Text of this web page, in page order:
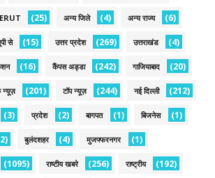
(25) अन्य जिले (4) अन्य राज्य (6)
से (15) उत्तर प्रदेश (269) उत्तराखंड (4)
(16) कैंपस अड्डा (242) गाजियाबाद (20)
न्यूज़ (201) टॉप न्यूज़ (244) नई द‍िल्ली (212)
(3) प्रदेश (2) बागपत (1) बिजनेस (1)
बुलंदशहर (4) मुजफ्फरनगर (1)
(1095) राष्टीय खबरे (256) राष्ट्रीय (192)